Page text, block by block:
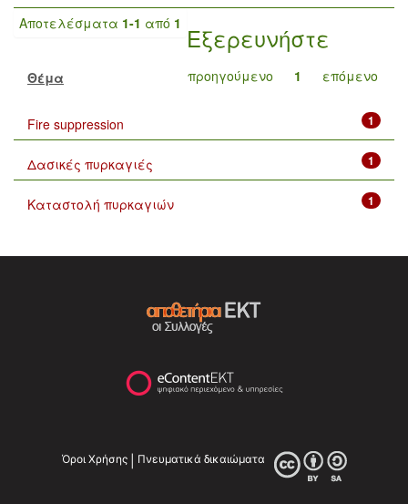
Αποτελέσματα 1-1 από 1
προηγούμενο 1 επόμενο
Εξερευνήστε
Θέμα
1
Fire suppression
1
Δασικές πυρκαγιές
1
Καταστολή πυρκαγιών